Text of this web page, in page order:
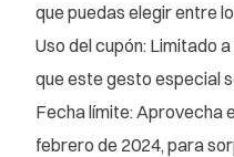
que puedas elegir entre
Uso del cupón: Limitado
que este gesto especial
Fecha límite: Aprovecha
febrero de 2024, para